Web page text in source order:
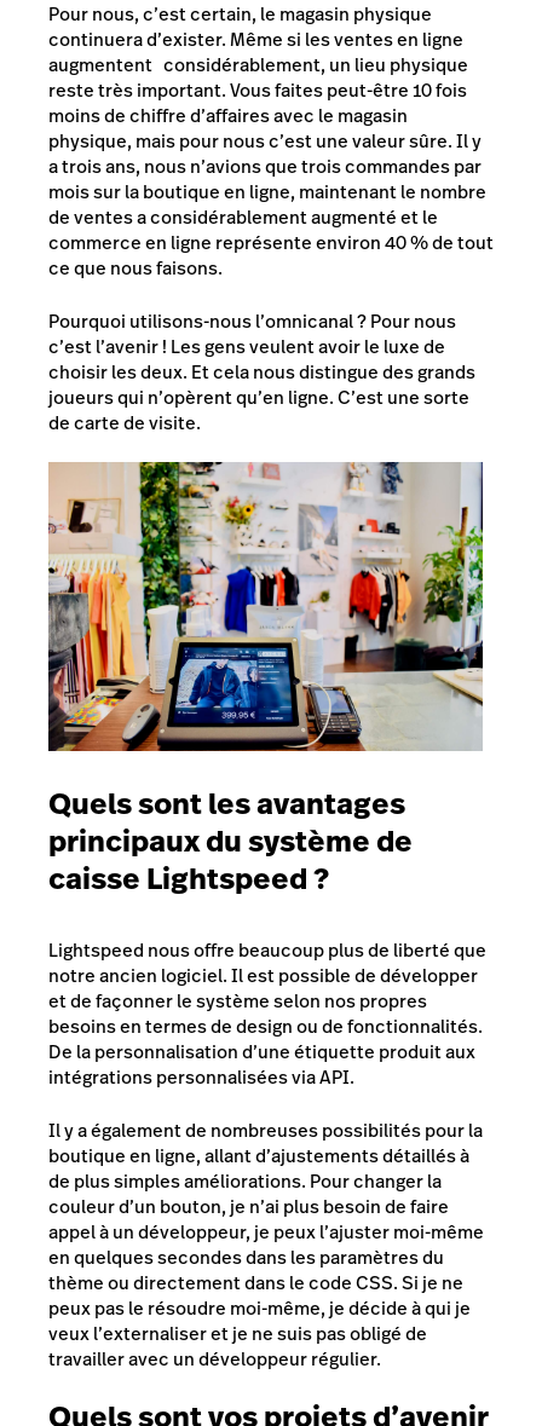
Pour nous, c’est certain, le magasin physique
continuera d’exister. Même si les ventes en ligne
augmentent considérablement, un lieu physique
reste très important.Vous faites peut-être 10 fois
moins de chiffre d’affaires avec le magasin
physique, mais pour nous c’est une valeur sûre. Il y
a trois ans, nous n’avions que trois commandes par
mois sur la boutique en ligne, maintenant le nombre
de ventes a considérablement augmenté et le
commerce en ligne représente environ 40 % de tout
ce que nous faisons.
Pourquoi utilisons-nous l’omnicanal ? Pour nous
c’est l’avenir ! Les gens veulent avoir le luxe de
choisir les deux. Et cela nous distingue des grands
joueurs qui n’opèrent qu’en ligne. C’est une sorte
de carte de visite.
Quels sont les avantages
principaux du système de
caisse Lightspeed ?
Lightspeed nous offre beaucoup plus de liberté que
notre ancien logiciel. Il est possible de développer
et de façonner le système selon nos propres
besoins en termes de design ou de fonctionnalités.
De la personnalisation d’une étiquette produit aux
intégrations personnalisées via API.
Il y a également de nombreuses possibilités pour la
boutique en ligne, allant d’ajustements détaillés à
de plus simples améliorations. Pour changer la
couleur d’un bouton, je n’ai plus besoin de faire
appel à un développeur, je peux l’ajuster moi-même
en quelques secondes dans les paramètres du
thème ou directement dans le code CSS. Si je ne
peux pas le résoudre moi-même, je décide à qui je
veux l’externaliser et je ne suis pas obligé de
travailler avec un développeur régulier.
Quels sont vos projets d’avenir